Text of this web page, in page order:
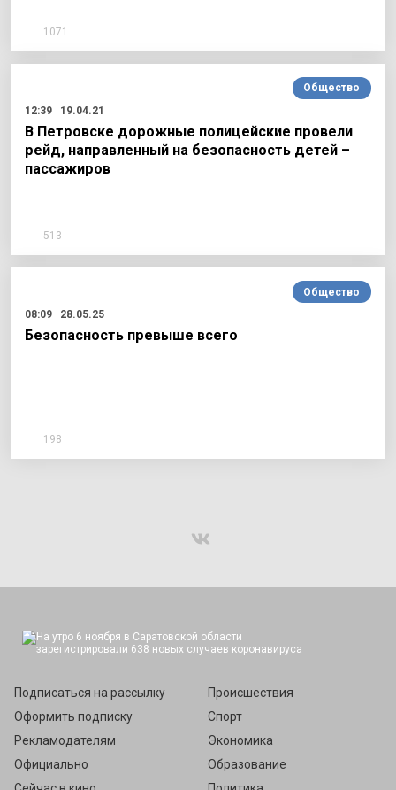
1071
Общество
12:39
19.04.21
В Петровске дорожные полицейские провели
рейд, направленный на безопасность детей –
пассажиров
513
Общество
08:09
28.05.25
Безопасность превыше всего
198
Подписаться на рассылку
Оформить подписку
Рекламодателям
Официально
Происшествия
Спорт
Экономика
Образование
Подписаться